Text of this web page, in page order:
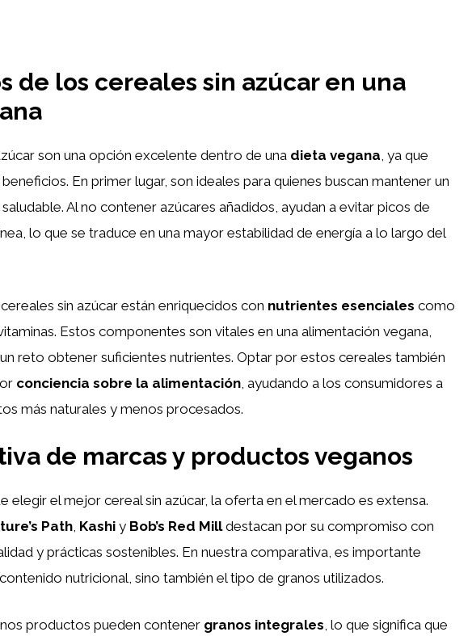
de los cereales sin azúcar en una
son una opción excelente dentro de una dieta vegana, ya que
En primer lugar, son ideales para quienes buscan mantener un
saludable. Al no contener azúcares añadidos, ayudan a evitar picos de
lo que se traduce en una mayor estabilidad de energía a lo largo del
sin azúcar están enriquecidos con nutrientes esenciales como
Estos componentes son vitales en una alimentación vegana,
reto obtener suficientes nutrientes. Optar por estos cereales también
conciencia sobre la alimentación , ayudando a los consumidores a
más naturales y menos procesados.
de marcas y productos veganos
elegir el mejor cereal sin azúcar, la oferta en el mercado es extensa.
Path, Kashi y Bob’s Red Milldestacan por su compromiso con
y prácticas sostenibles. En nuestra comparativa, es importante
nutricional, sino también el tipo de granos utilizados.
productos pueden contener granos integrales , lo que significa que